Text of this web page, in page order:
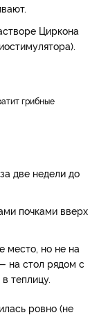
Циркона
две недели до
почками вверх
место, но не на
на стол рядом с
теплицу.
ровно (не